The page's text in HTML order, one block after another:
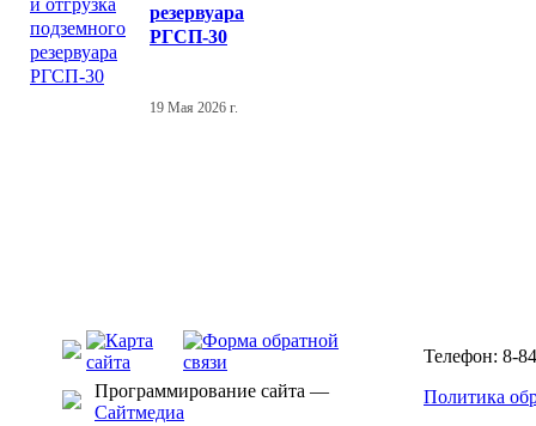
резервуара
РГСП-30
19 Мая 2026 г.
Программирование сайта —
Сайтмедиа
Телефон: 8-
Политика